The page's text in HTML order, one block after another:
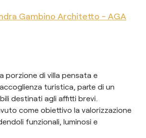
Gambino Architetto - AGA
porzione di villa pensata e
turistica, parte di un
destinati agli affitti brevi.
come obiettivo la valorizzazione
funzionali, luminosi e